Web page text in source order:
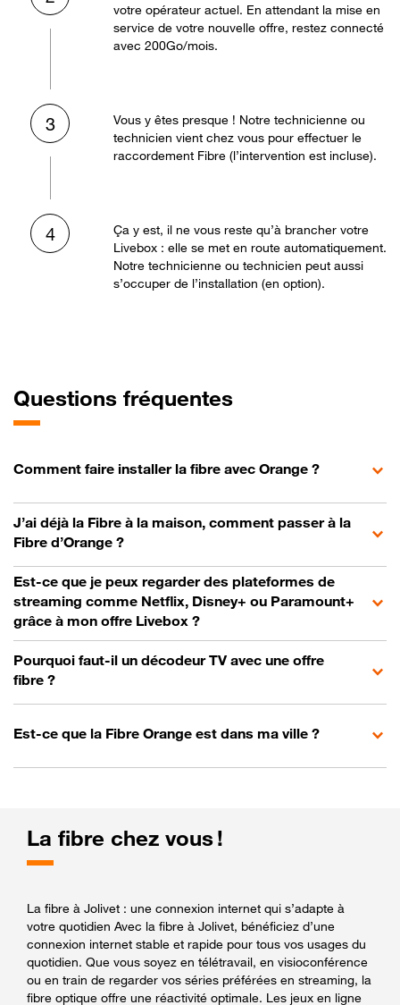
votre opérateur actuel. En attendant la mise en
service de votre nouvelle offre, restez connecté
avec 200Go/mois.
3
Vous y êtes presque ! Notre technicienne ou
technicien vient chez vous pour effectuer le
raccordement Fibre (l’intervention est incluse).
4
Ça y est, il ne vous reste qu’à brancher votre
Livebox : elle se met en route automatiquement.
Notre technicienne ou technicien peut aussi
s’occuper de l’installation (en option).
Questions fréquentes
Comment faire installer la fibre avec Orange ?
J’ai déjà la Fibre à la maison, comment passer à la
Fibre d’Orange ?
Est-ce que je peux regarder des plateformes de
streaming comme Netflix, Disney+ ou Paramount+
grâce à mon offre Livebox ?
Pourquoi faut-il un décodeur TV avec une offre
fibre ?
Est-ce que la Fibre Orange est dans ma ville ?
La fibre chez vous !
La fibre à Jolivet : une connexion internet qui s’adapte à
votre quotidien Avec la fibre à Jolivet, bénéficiez d’une
connexion internet stable et rapide pour tous vos usages du
quotidien. Que vous soyez en télétravail, en visioconférence
ou en train de regarder vos séries préférées en streaming, la
fibre optique offre une réactivité optimale. Les jeux en ligne